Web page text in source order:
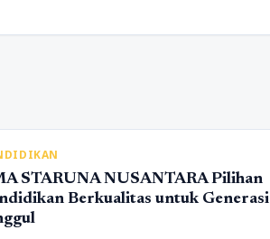
STARUNA NUSANTARA Pilihan
Berkualitas untuk Generasi